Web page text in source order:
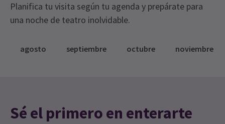
Planifica tu visita según tu agenda y prepárate para
una noche de teatro inolvidable.
agosto septiembre octubre noviembre
Sé el primero en enterarte